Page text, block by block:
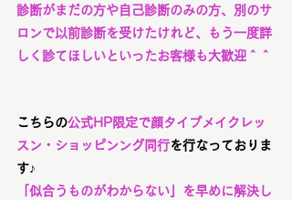
診断がまだの方や自己診断のみの方、別のサ
ロンで以前診断を受けたけれど、もう一度詳
しく診てほしいといったお客様も大歓迎＾＾
こちらの公式HP限定で顔タイプメイクレッ
スン・ショッピンング同行を行なっておりま
す♪
「似合うものがわからない」を早めに解決し